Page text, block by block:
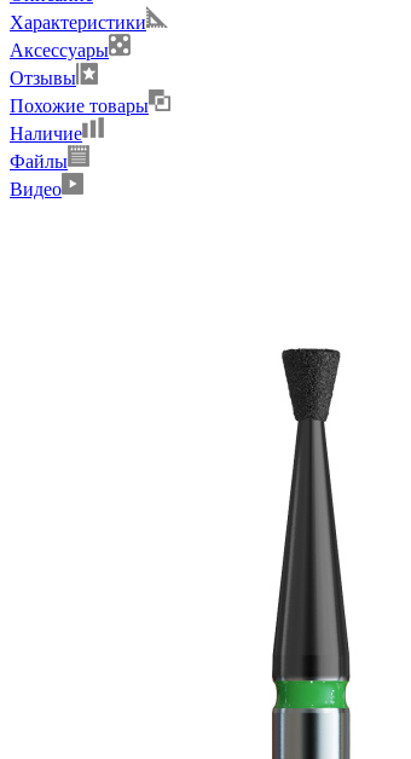
Характеристики
Аксессуары
Отзывы
Похожие товары
Наличие
Файлы
Видео